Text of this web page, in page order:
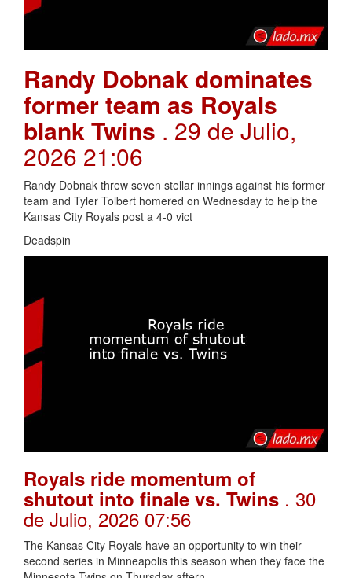
Randy Dobnak dominates
former team as Royals
blank Twins . 29 de Julio,
2026 21:06
Randy Dobnak threw seven stellar innings against his former
team and Tyler Tolbert homered on Wednesday to help the
Kansas City Royals post a 4-0 vict
Deadspin
Royals ride momentum of
shutout into finale vs. Twins . 30
de Julio, 2026 07:56
The Kansas City Royals have an opportunity to win their
second series in Minneapolis this season when they face the